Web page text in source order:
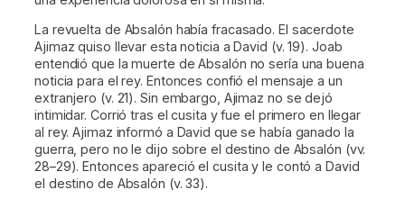
La revuelta de Absalón había fracasado. El sacerdote
Ajimaz quiso llevar esta noticia a David (v. 19). Joab
entendió que la muerte de Absalón no sería una buena
noticia para el rey. Entonces confió el mensaje a un
extranjero (v. 21). Sin embargo, Ajimaz no se dejó
intimidar. Corrió tras el cusita y fue el primero en llegar
al rey. Ajimaz informó a David que se había ganado la
guerra, pero no le dijo sobre el destino de Absalón (vv.
28–29). Entonces apareció el cusita y le contó a David
el destino de Absalón (v. 33).